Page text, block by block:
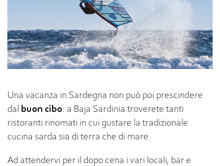
Una vacanza in Sardegna non può poi prescindere
dal
buon cibo: a Baja Sardinia troverete tanti
ristoranti rinomati in cui gustare la tradizionale
cucina sarda sia di terra che di mare.
Ad attendervi per il dopo cena i vari locali, bar e